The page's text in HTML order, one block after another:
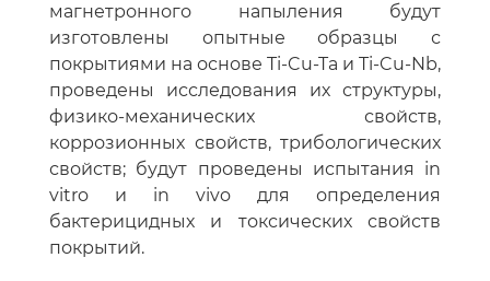
магнетронного напыления будут
изготовлены опытные образцы с
покрытиями на основе Ti-Cu-Ta и Ti-Cu-Nb,
проведены исследования их структуры,
физико-механических свойств,
коррозионных свойств, трибологических
свойств; будут проведены испытания in
vitro и in vivo для определения
бактерицидных и токсических свойств
покрытий.